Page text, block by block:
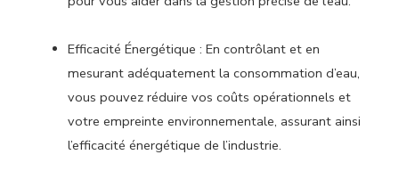
Efficacité Énergétique : En contrôlant et en
mesurant adéquatement la consommation d’eau,
vous pouvez réduire vos coûts opérationnels et
votre empreinte environnementale, assurant ainsi
l’efficacité énergétique de l’industrie.